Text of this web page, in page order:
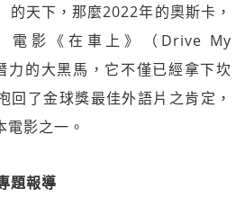
天下，那麼2022年的奧斯卡，
電影《在車上》（Drive My
力的大黑馬，它不僅已經拿下坎
回了金球獎最佳外語片之肯定，
影之一。
題報導